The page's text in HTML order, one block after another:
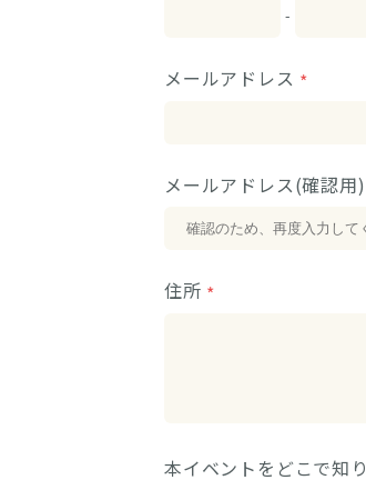
-
メールアドレス
メールアドレス(確認用)
住所
本イベントをどこで知